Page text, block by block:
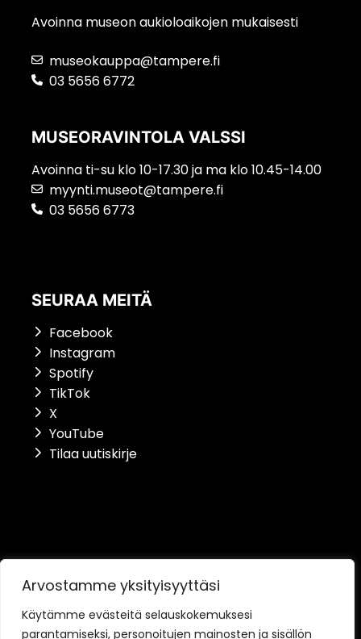
Arvostamme yksityisyyttäsi
Käytämme evästeitä selauskokemuksesi
parantamiseksi, personoitujen mainosten ja sisällön
Avoinna museon aukioloaikojen mukaisesti
museokauppa@tampere.fi
03 5656 6772
MUSEORAVINTOLA VALSSI
Avoinna ti-su klo 10-17.30 ja ma klo 10.45-14.00
myynti.museot@tampere.fi
03 5656 6773
SEURAA MEITÄ
Facebook
Instagram
Spotify
TikTok
X
YouTube
Tilaa uutiskirje
Saavutettavuusseloste
Tietosuojaseloste